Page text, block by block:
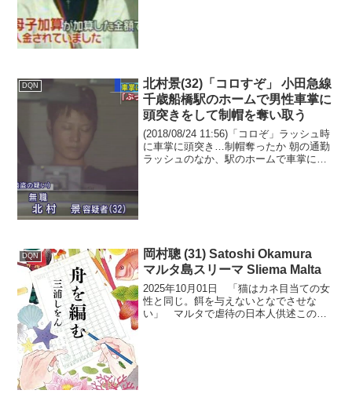
DQN
北村景(32)「コロすぞ」 小田急線
千歳船橋駅のホームで男性車掌に
頭突きをして制帽を奪い取う
(2018/08/24 11:56)「コロぞ」ラッシュ時
に車掌に頭突き…制帽奪ったか 朝の通勤
ラッシュのなか、駅のホームで車掌に頭
DQN
岡村聰 (31) Satoshi Okamura
マルタ島スリーマ Sliema Malta
2025年10月01日 「猫はカネ目当ての女
性と同じ。餌を与えないとなでさせな
い」 マルタで虐待の日本人供述この記